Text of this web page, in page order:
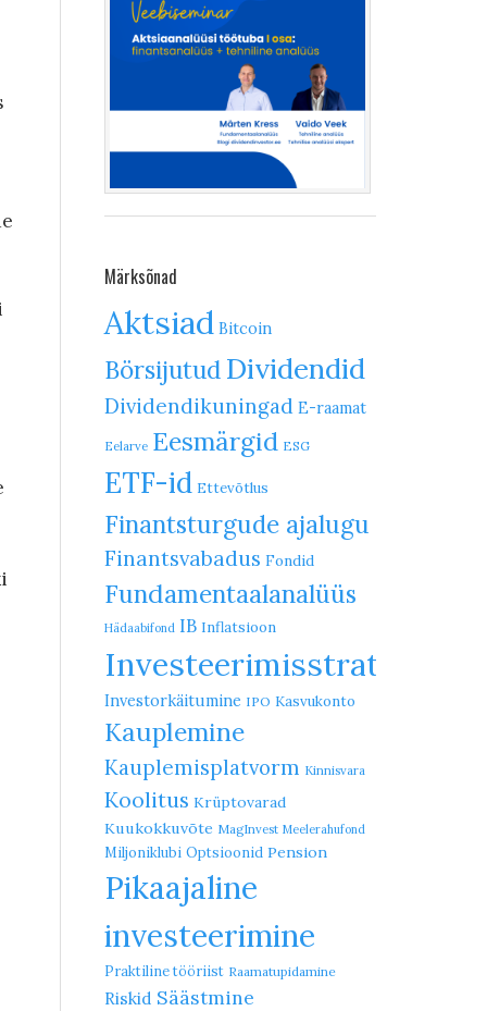
Märksõnad
Aktsiad Bitcoin
Börsijutud Dividendid
Dividendikuningad E-raamat
Eelarve Eesmärgid ESG
ETF-id Ettevõtlus
Finantsturgude ajalugu
Finantsvabadus Fondid
Fundamentaalanalüüs
Hädaabifond IB Inflatsioon
Investeerimisstrateegia
Investorkäitumine IPO Kasvukonto
Kauplemine
Kauplemisplatvorm Kinnisvara
Koolitus Krüptovarad
Kuukokkuvõte MagInvest Meelerahufond
Miljoniklubi Optsioonid Pension
Pikaajaline
investeerimine
Praktiline tööriist Raamatupidamine
Riskid Säästmine